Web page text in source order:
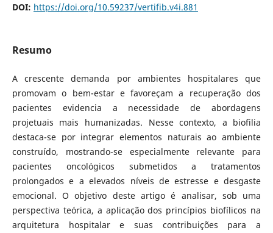
DOI: https://doi.org/10.59237/vertifib.v4i.881
Resumo
A crescente demanda por ambientes hospitalares que
promovam o bem-estar e favoreçam a recuperação dos
pacientes evidencia a necessidade de abordagens
projetuais mais humanizadas. Nesse contexto, a biofilia
destaca-se por integrar elementos naturais ao ambiente
construído, mostrando-se especialmente relevante para
pacientes oncológicos submetidos a tratamentos
prolongados e a elevados níveis de estresse e desgaste
emocional. O objetivo deste artigo é analisar, sob uma
perspectiva teórica, a aplicação dos princípios biofílicos na
arquitetura hospitalar e suas contribuições para a